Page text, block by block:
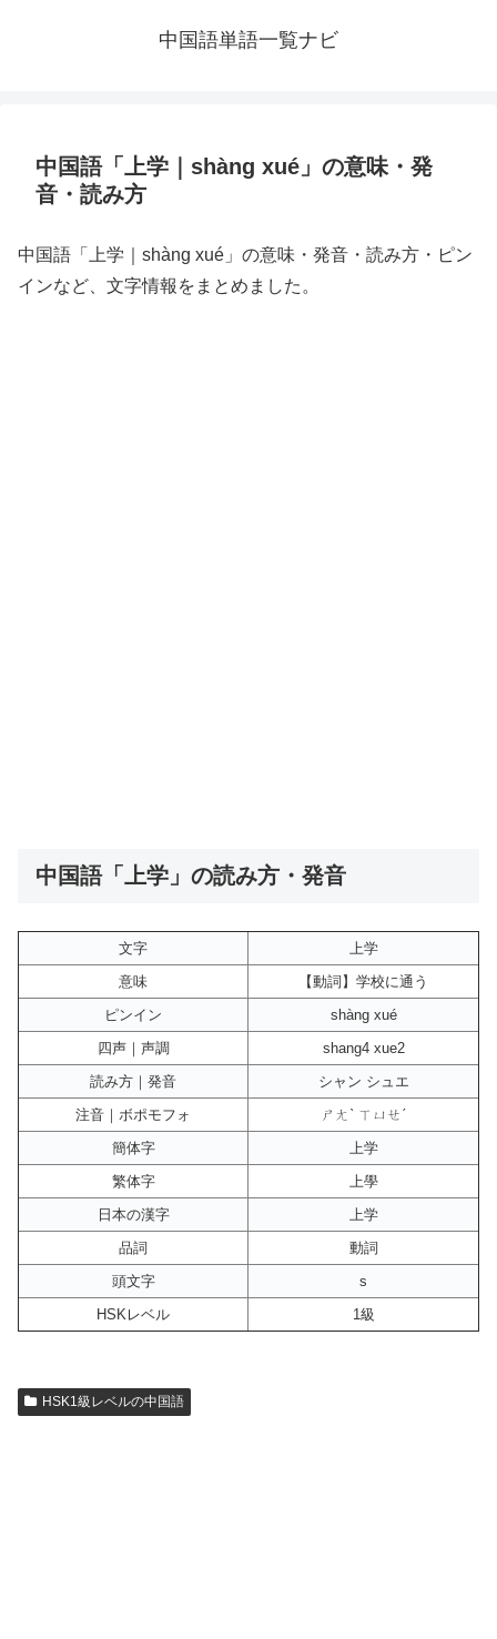
中国語単語一覧ナビ
中国語「上学｜shàng xué」の意味・発
音・読み方
中国語「上学｜shàng xué」の意味・発音・読み方・ピン
インなど、文字情報をまとめました。
中国語「上学」の読み方・発音
文字
上学
意味
【動詞】学校に通う
ピンイン
shàng xué
四声｜声調
shang4 xue2
読み方｜発音
シャン シュエ
注音｜ボポモフォ
ㄕㄤˋ ㄒㄩㄝˊ
簡体字
上学
繁体字
上學
日本の漢字
上学
品詞
動詞
頭文字
s
HSKレベル
1級
HSK1級レベルの中国語